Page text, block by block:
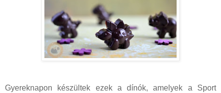
Gyereknapon készültek ezek a dínók, amelyek a Sport